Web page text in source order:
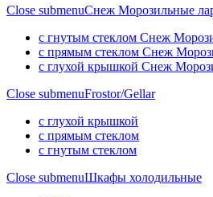
Close submenuСнеж Морозильные
с гнутым стеклом Снеж
с прямым стеклом Снеж
с глухой крышкой Снеж
Close submenuFrostor/Gellar
с глухой крышкой
с прямым стеклом
с гнутым стеклом
Close submenuШкафы холодильные